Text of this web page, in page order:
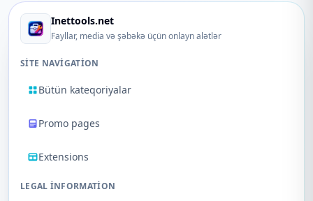
Inettools.net
Fayllar, media və şəbəkə üçün onlayn alətlər
SITE NAVIGATION
Bütün kateqoriyalar
Promo pages
Extensions
LEGAL INFORMATION